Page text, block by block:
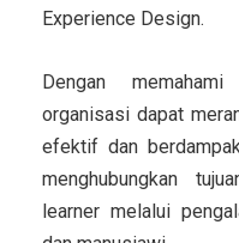
Experience Design.
Dengan
organisasi dapat
efektif dan
menghubungkan
learner melalui